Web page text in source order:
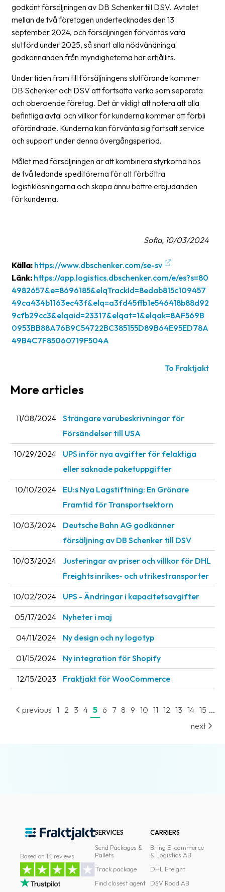
Barcode
scanner
Support
the
company
About
Fraktjakt
Media
Coworkers
Job
&
Contact
us
Terms
and
conditions
Prohibited
content
godkänt försäljningen av DB Schenker till DSV. Avtalet
mellan de två företagen undertecknades den 13
september 2024, och försäljningen förväntas vara
slutförd under 2025, så snart alla nödvändninga
godkännanden från myndigheterna har erhållits.
Under tiden fram till försäljningens slutförande kommer
DB Schenker och DSV att fortsätta verka som separata
och oberoende företag. Det är viktigt att notera att alla
befintliga avtal och villkor för kunderna kommer att förbli
oförändrade. Kunderna kan förvänta sig fortsatt service
och support under denna övergångsperiod.
Målet med försäljningen är att kombinera styrkorna hos
de två ledande speditörerna för att förbättra
logistiklösningarna och skapa ännu bättre erbjudanden
för kunderna.
Sofia, 10/03/2024
Källa: https://www.dbschenker.com/se-sv
Länk: https://app.logistics.dbschenker.com/e/es?s=80
4982657&e=8696185&elqTrackId=8edab815c109457
49ca434b1163ec43f&elq=a3fd45ffb1e546418b88d92
9cfb29cc3&elqaid=23317&elqat=1&elqak=8AF569B
0953BB88A76B9C54722BC385155D89B64E95ED78A
49B4C7F85060719F504A
To Fraktjakt
More articles
11/08/2024
Strängare varubeskrivningar för
Försändelser till USA
10/29/2024
UPS inför nya avgifter för felaktiga
eller saknade paketuppgifter
10/10/2024
EU:s Nya Lagstiftning: En Grönare
Framtid för Transportsektorn
10/03/2024
Deutsche Bahn AG godkänner
försäljning av DB Schenker till DSV
10/03/2024
Justeringar av priser och villkor för DHL
Freights inrikes- och utrikestransporter
10/02/2024 UPS - Ändringar i kapacitetsavgifter
05/17/2024 Nyheter i maj
04/11/2024 Ny design och ny logotyp
01/15/2024 Ny integration för Shopify
12/15/2023 Fraktjakt för WooCommerce
previous 1 2 3 4 5 6 7 8 9 10 11 12 13 14 15 ...
next
Based on 1K reviews
SERVICES
Send Packages &
Pallets
Track package
Find closest agent
CARRIERS
Bring E-commerce
& Logistics AB
DHL Freight
DSV Road AB